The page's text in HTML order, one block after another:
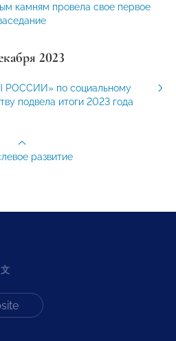
камням провела свое первое
2023
РОССИИ» по социальному
подвела итоги 2023 года
развитие